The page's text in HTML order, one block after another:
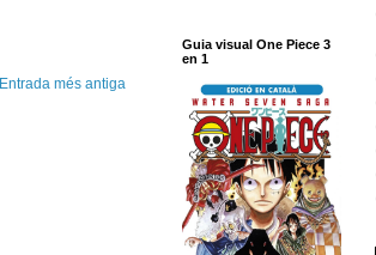
Entrada més antiga
Guia visual One Piece 3
en 1